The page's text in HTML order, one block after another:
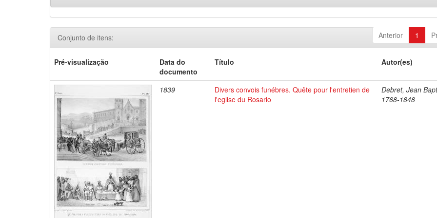
Anterior 1
Conjunto de itens:
Pré-visualização
Data do
documento
Título Autor(es)
1839
Divers convois funébres. Quête pour l'entretien de
l'eglise du Rosario
Debret, Jean
1768-1848